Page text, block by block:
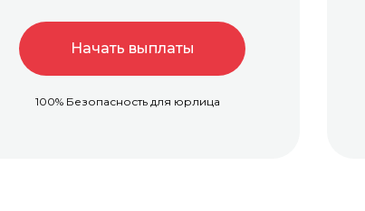
Начать выплаты
100% Безопасность для юрлица